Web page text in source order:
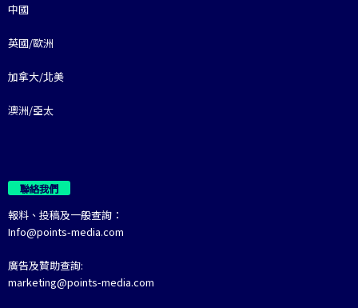
中國
英國/歐洲
加拿大/北美
澳洲/亞太
聯絡我們
報料、投稿及一般查詢：
Info@points-media.com
廣告及贊助查詢:
marketing@points-media.com